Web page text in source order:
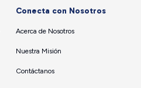
Conecta con Nosotros
Acerca de Nosotros
Nuestra Misión
Contáctanos